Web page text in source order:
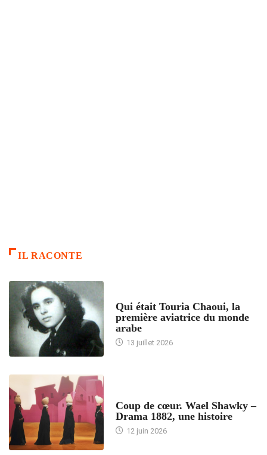
IL RACONTE
Qui était Touria Chaoui, la
première aviatrice du monde
arabe
13 juillet 2026
Coup de cœur. Wael Shawky –
Drama 1882, une histoire
12 juin 2026